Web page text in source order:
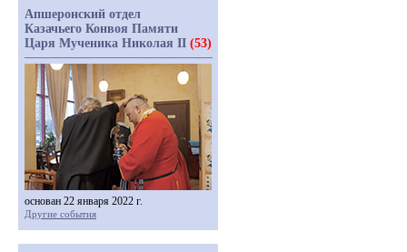
Апшеронский отдел
Казачьего Конвоя Памяти
Царя Мученика Николая II (53)
основан 22 января 2022 г.
Другие события